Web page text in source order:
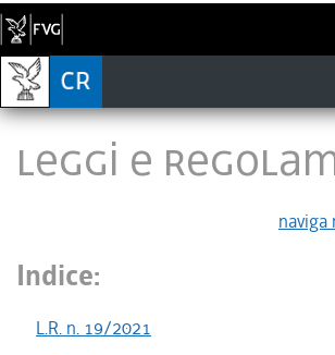
LEGGI E
naviga
Indice:
L.R. n. 19/2021